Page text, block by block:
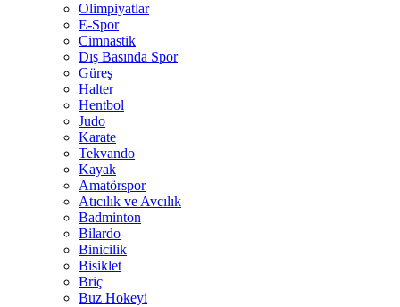
Olimpiyatlar
E-Spor
Cimnastik
Dış Basında Spor
Güreş
Halter
Hentbol
Judo
Karate
Tekvando
Kayak
Amatörspor
Atıcılık ve Avcılık
Badminton
Bilardo
Binicilik
Bisiklet
Briç
Buz Hokeyi